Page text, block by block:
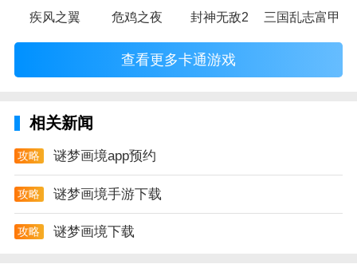
疾风之翼 危鸡之夜 封神无敌2 三国乱志富甲天
查看更多卡通游戏
相关新闻
攻略 谜梦画境app预约
攻略 谜梦画境手游下载
攻略 谜梦画境下载